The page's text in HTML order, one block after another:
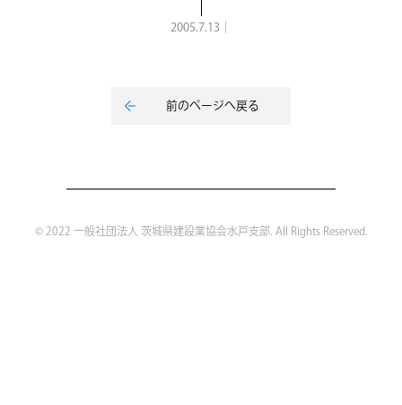
2005.7.13｜
前のページへ戻る
© 2022 一般社団法人 茨城県建設業協会水戸支部. All Rights Reserved.